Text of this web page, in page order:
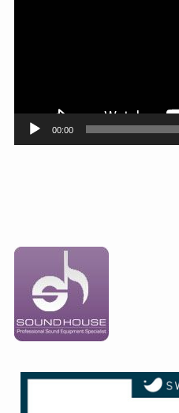
00:00